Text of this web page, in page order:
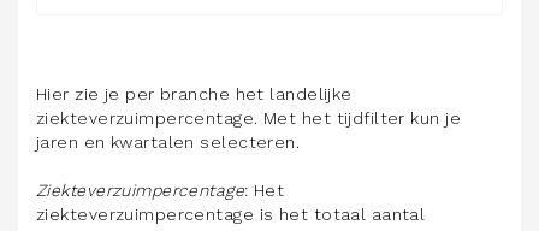
Hier zie je per branche het landelijke
ziekteverzuimpercentage. Met het tijdfilter kun je
jaren en kwartalen selecteren.
Ziekteverzuimpercentage: Het
ziekteverzuimpercentage is het totaal aantal